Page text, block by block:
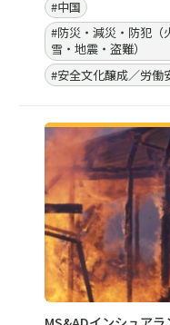
令和8年熊本地震の
報＜号外＞（2026年
するマグニチュード
熊本地震の概要およ
2026年7月29日15時
#地震
#防災・減災・防犯（
雪・地震・盗難）